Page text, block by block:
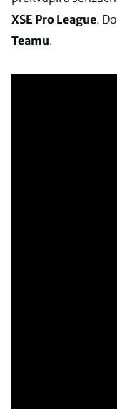
XSE Pro League.
Teamu.